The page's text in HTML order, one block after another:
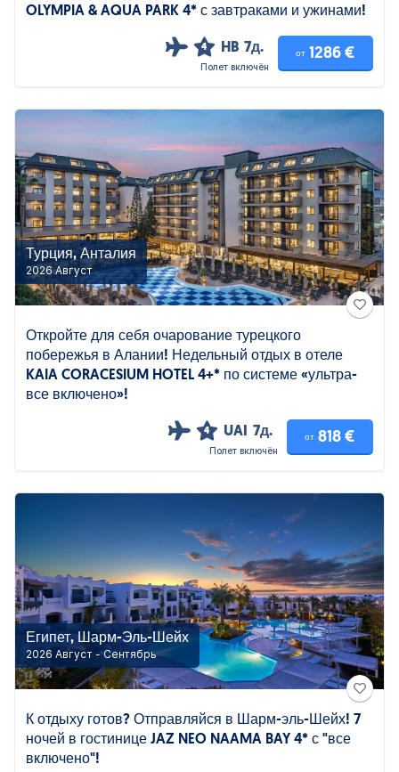
OLYMPIA & AQUA PARK 4* с завтраками и ужинами!
4 HB 7д.
Полет включён
от 1286 €
Турция, Анталия
2026 Август
Откройте для себя очарование турецкого
побережья в Алании! Недельный отдых в отеле
KAIA CORACESIUM HOTEL 4+* по системе «ультра-
все включено»!
4 UAI 7д.
Полет включён
от 818 €
Египет, Шарм-Эль-Шейх
2026 Август - Сентябрь
К отдыху готов? Отправляйся в Шарм-эль-Шейх! 7
ночей в гостинице JAZ NEO NAAMA BAY 4* с "все
включено"!